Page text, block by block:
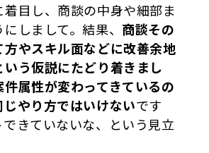
目し、商談の中身や細部ま
しまして。結果、 商談その
方やスキル面などに改善余地
う仮説にたどり着きまし
属性が変わってきているの
やり方ではいけないです
できていないな、という見立